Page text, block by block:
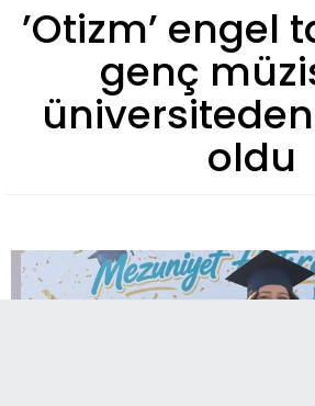
’Otizm’ engel
genç
oldu